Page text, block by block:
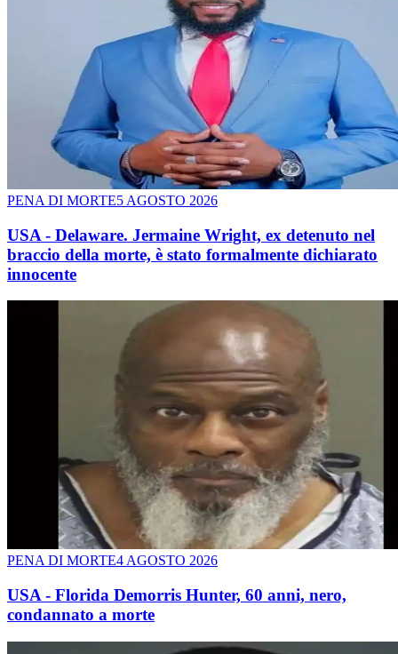
PENA DI MORTE5 AGOSTO 2026
USA - Delaware. Jermaine Wright, ex detenuto nel
braccio della morte, è stato formalmente dichiarato
innocente
PENA DI MORTE4 AGOSTO 2026
USA - Florida Demorris Hunter, 60 anni, nero,
condannato a morte